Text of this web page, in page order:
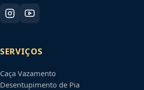
SERVIÇOS
Caça Vazamento
Desentupimento de Pia